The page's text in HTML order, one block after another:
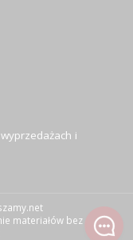
i
materiałów bez zgody